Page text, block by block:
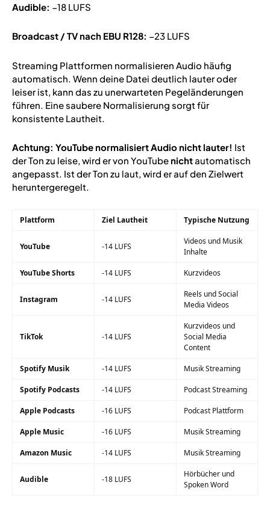
Audible: −18 LUFS
Broadcast / TV nach EBU R128: −23 LUFS
Streaming Plattformen normalisieren Audio häufig
automatisch. Wenn deine Datei deutlich lauter oder
leiser ist, kann das zu unerwarteten Pegeländerungen
führen. Eine saubere Normalisierung sorgt für
konsistente Lautheit.
Achtung: YouTube normalisiert Audio nicht lauter! Ist
der Ton zu leise, wird er von YouTube nichtautomatisch
angepasst. Ist der Ton zu laut, wird er auf den Zielwert
heruntergeregelt.
Plattform Ziel Lautheit Typische Nutzung
YouTube -14 LUFS
Videos und Musik
Inhalte
YouTube Shorts -14 LUFS Kurzvideos
Instagram -14 LUFS
Reels und Social
Media Videos
TikTok -14 LUFS
Kurzvideos und
Social Media
Content
Spotify Musik -14 LUFS Musik Streaming
Spotify Podcasts -14 LUFS Podcast Streaming
Apple Podcasts -16 LUFS Podcast Plattform
Apple Music -16 LUFS Musik Streaming
Amazon Music -14 LUFS Musik Streaming
Audible -18 LUFS
Hörbücher und
Spoken Word